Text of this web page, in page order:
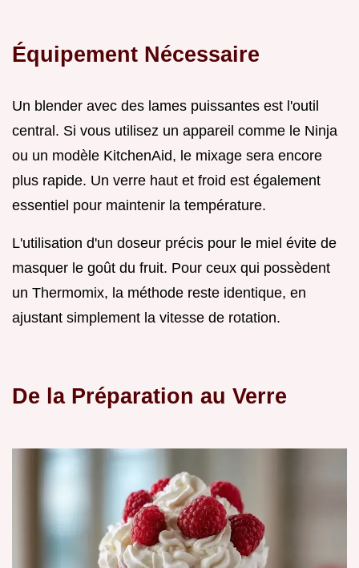
Équipement Nécessaire
Un blender avec des lames puissantes est l'outil
central. Si vous utilisez un appareil comme le Ninja
ou un modèle KitchenAid, le mixage sera encore
plus rapide. Un verre haut et froid est également
essentiel pour maintenir la température.
L'utilisation d'un doseur précis pour le miel évite de
masquer le goût du fruit. Pour ceux qui possèdent
un Thermomix, la méthode reste identique, en
ajustant simplement la vitesse de rotation.
De la Préparation au Verre